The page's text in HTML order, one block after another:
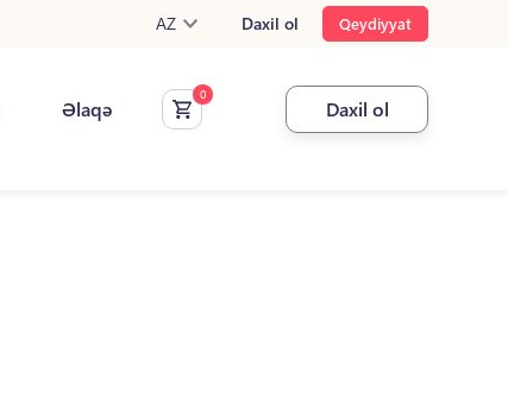
AZ Daxil ol Qeydiyyat
Əlaqə Daxil ol